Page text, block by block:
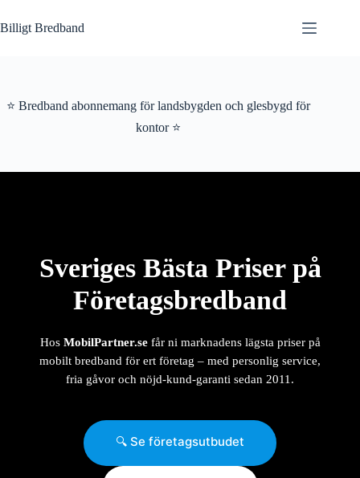
till
innehåll
Billigt Bredband
⭐ Bredband abonnemang för landsbygden och glesbygd för
kontor ⭐
Sveriges Bästa Priser på
Företagsbredband
Hos MobilPartner.sefår ni marknadens lägsta priser på
mobilt bredband för ert företag – med personlig service,
fria gåvor och nöjd-kund-garanti sedan 2011.
🔍 Se företagsutbudet